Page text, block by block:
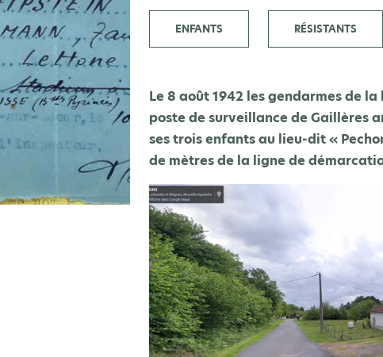
ENFANTS RÉSISTANTS
Le 8 août 1942 les gendarmes de
poste de surveillance de Gaillères
ses trois enfants au lieu-dit «
de mètres de la ligne de